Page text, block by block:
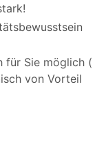
für Sie möglich (
von Vorteil